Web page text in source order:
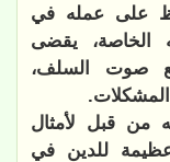
على عمله في
الخاصة، يقضى
صوت السلف،
من قبل لأمثال
عظيمة للدين في